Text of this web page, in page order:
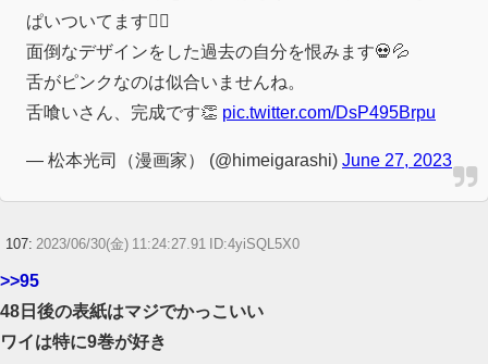
ぱいついてます😵‍💫
面倒なデザインをした過去の自分を恨みます💀💦
舌がピンクなのは似合いませんね。
舌喰いさん、完成です👏 pic.twitter.com/DsP495Brpu
— 松本光司（漫画家） (@himeigarashi) June 27, 2023
107: 2023/06/30(金) 11:24:27.91 ID:4yiSQL5X0
>>95
48日後の表紙はマジでかっこいい
ワイは特に9巻が好き